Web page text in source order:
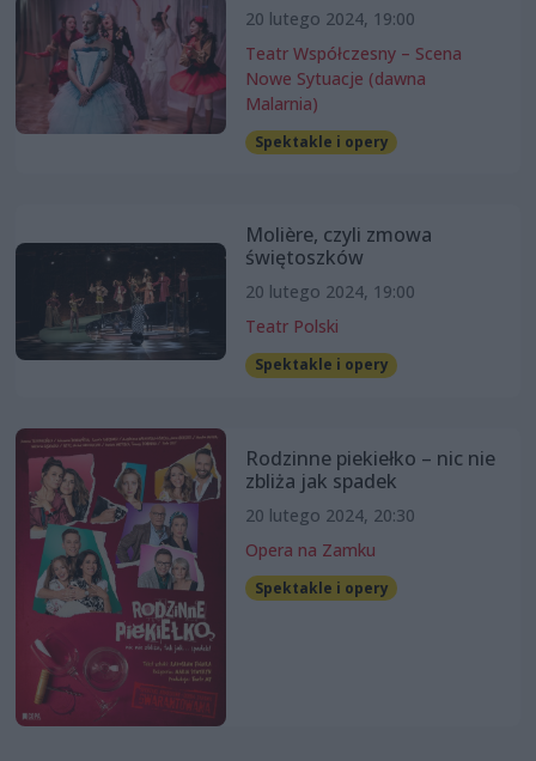
20 lutego 2024, 19:00
Teatr Współczesny – Scena
Nowe Sytuacje (dawna
Malarnia)
Spektakle i opery
Molière, czyli zmowa
świętoszków
20 lutego 2024, 19:00
Teatr Polski
Spektakle i opery
Rodzinne piekiełko – nic nie
zbliża jak spadek
20 lutego 2024, 20:30
Opera na Zamku
Spektakle i opery